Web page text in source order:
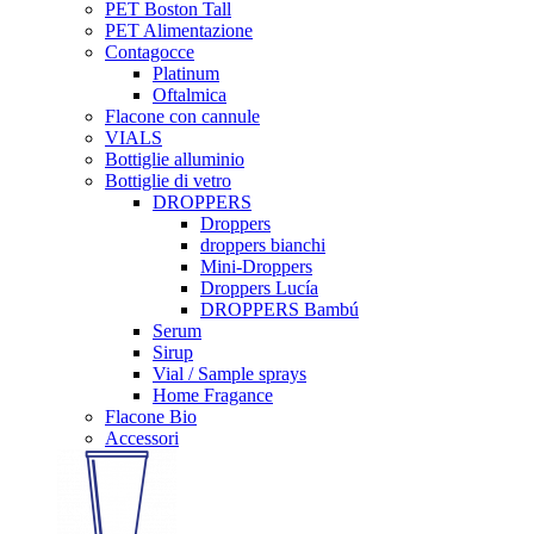
PET Boston Tall
PET Alimentazione
Contagocce
Platinum
Oftalmica
Flacone con cannule
VIALS
Bottiglie alluminio
Bottiglie di vetro
DROPPERS
Droppers
droppers bianchi
Mini-Droppers
Droppers Lucía
DROPPERS Bambú
Serum
Sirup
Vial / Sample sprays
Home Fragance
Flacone Bio
Accessori